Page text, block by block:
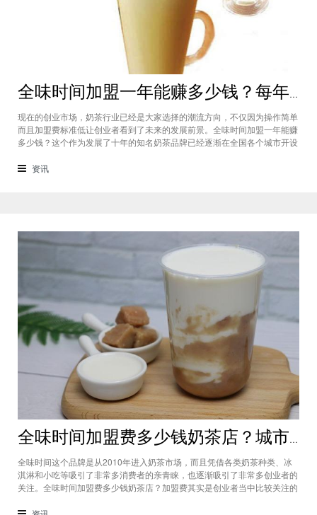
全味时间加盟一年能赚多少钱？每年利润20万庞大盈利机会等着你
现在的创业市场，奶茶行业已经是大家选择的潮流方向，不仅因为操作简单
而且加盟费标准低让创业者看到了未来的发展前景。全味时间加盟一年能赚
多少钱？这个作为发展了十年的知名奶茶品牌已经逐渐在全国各个城市开设
盟基本上每年的纯利润可以达到20万。全味时间加盟一年能赚多少钱？这个
资讯
全味时间加盟费多少钱奶茶店？城市标准不同费用也会有所不同
全味时间这个品牌是从2010年进入奶茶市场，而且凭借各类奶茶种类、冰
淇淋和小吃等吸引了非常多消费者的亲青睐，也逐渐吸引了非常多创业者的
关注。全味时间加盟费多少钱奶茶店？加盟费其实是创业者当中比较关注的
和县级城市的标准都会有所不同。全味时间加盟费多少钱奶茶店？这个问题